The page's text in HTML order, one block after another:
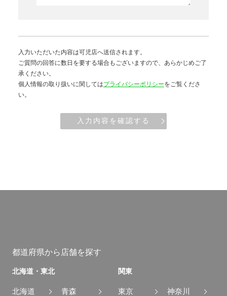
入力いただいた内容は可児店へ送信されます。
ご質問の回答に数日を要する場合もございますので、あらかじめご了
承ください。
個人情報の取り扱いに関してはプライバシーポリシーをご覧くださ
い。
入力内容を確認する
都道府県から店舗を探す
北海道・東北
北海道
青森
関東
東京
神奈川